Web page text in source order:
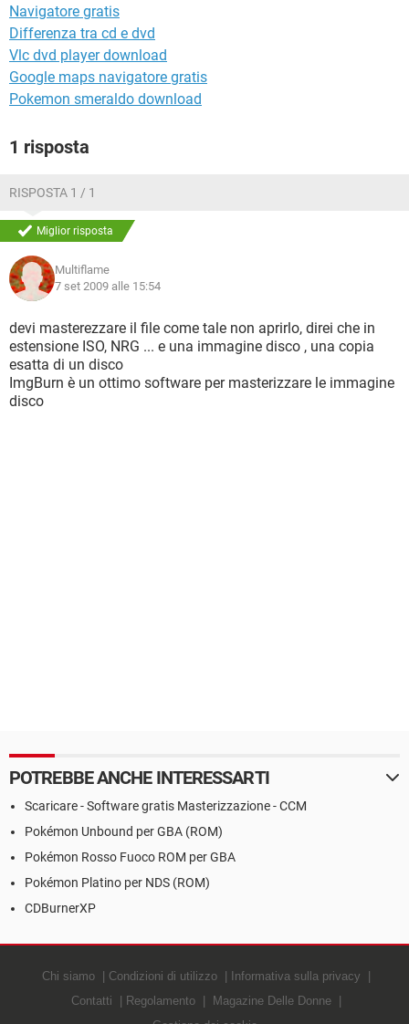
Navigatore gratis
Differenza tra cd e dvd
Vlc dvd player download
Google maps navigatore gratis
Pokemon smeraldo download
1 risposta
RISPOSTA 1 / 1
Miglior risposta
Multiflame
7 set 2009 alle 15:54
devi masterezzare il file come tale non aprirlo, direi che in
estensione ISO, NRG ... e una immagine disco , una copia
esatta di un disco
ImgBurn è un ottimo software per masterizzare le immagine
disco
POTREBBE ANCHE INTERESSARTI
Scaricare - Software gratis Masterizzazione - CCM
Pokémon Unbound per GBA (ROM)
Pokémon Rosso Fuoco ROM per GBA
Pokémon Platino per NDS (ROM)
CDBurnerXP
Chi siamo Condizioni di utilizzo
Informativa sulla privacy
Contatti
Regolamento
Magazine Delle Donne